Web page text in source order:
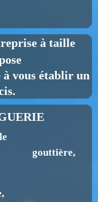
à taille
à vous établir un
gouttière,